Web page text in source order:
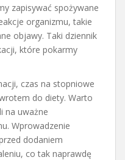
zapisywać spożywane
organizmu, takie
objawy. Taki dziennik
które pokarmy
czas na stopniowe
do diety. Warto
na uważne
Wprowadzenie
dodaniem
co tak naprawdę